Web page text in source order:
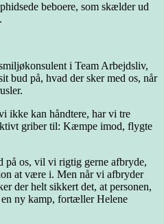
beboere, som skælder ud
i Team Arbejdsliv,
bud på, hvad der sker med os, når
ikke kan håndtere, har vi tre
griber til: Kæmpe imod, flygte
på os, vil vi rigtig gerne afbryde,
at være i. Men når vi afbryder
der helt sikkert det, at personen,
en ny kamp, fortæller Helene